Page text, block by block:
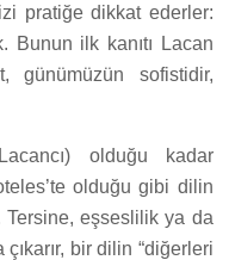
pratiğe dikkat ederler:
Bunun ilk kanıtı Lacan
günümüzün sofistidir,
olduğu kadar
olduğu gibi dilin
Tersine, eşseslilik ya da
bir dilin “diğerleri